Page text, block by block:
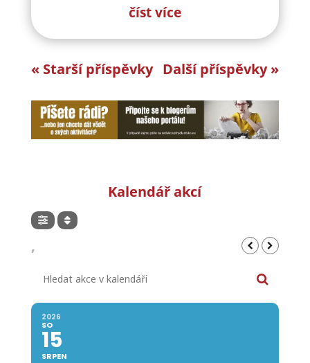
číst více
« Starší příspěvky Další příspěvky »
Kalendář akcí
,
2026
SO
15
SRPEN